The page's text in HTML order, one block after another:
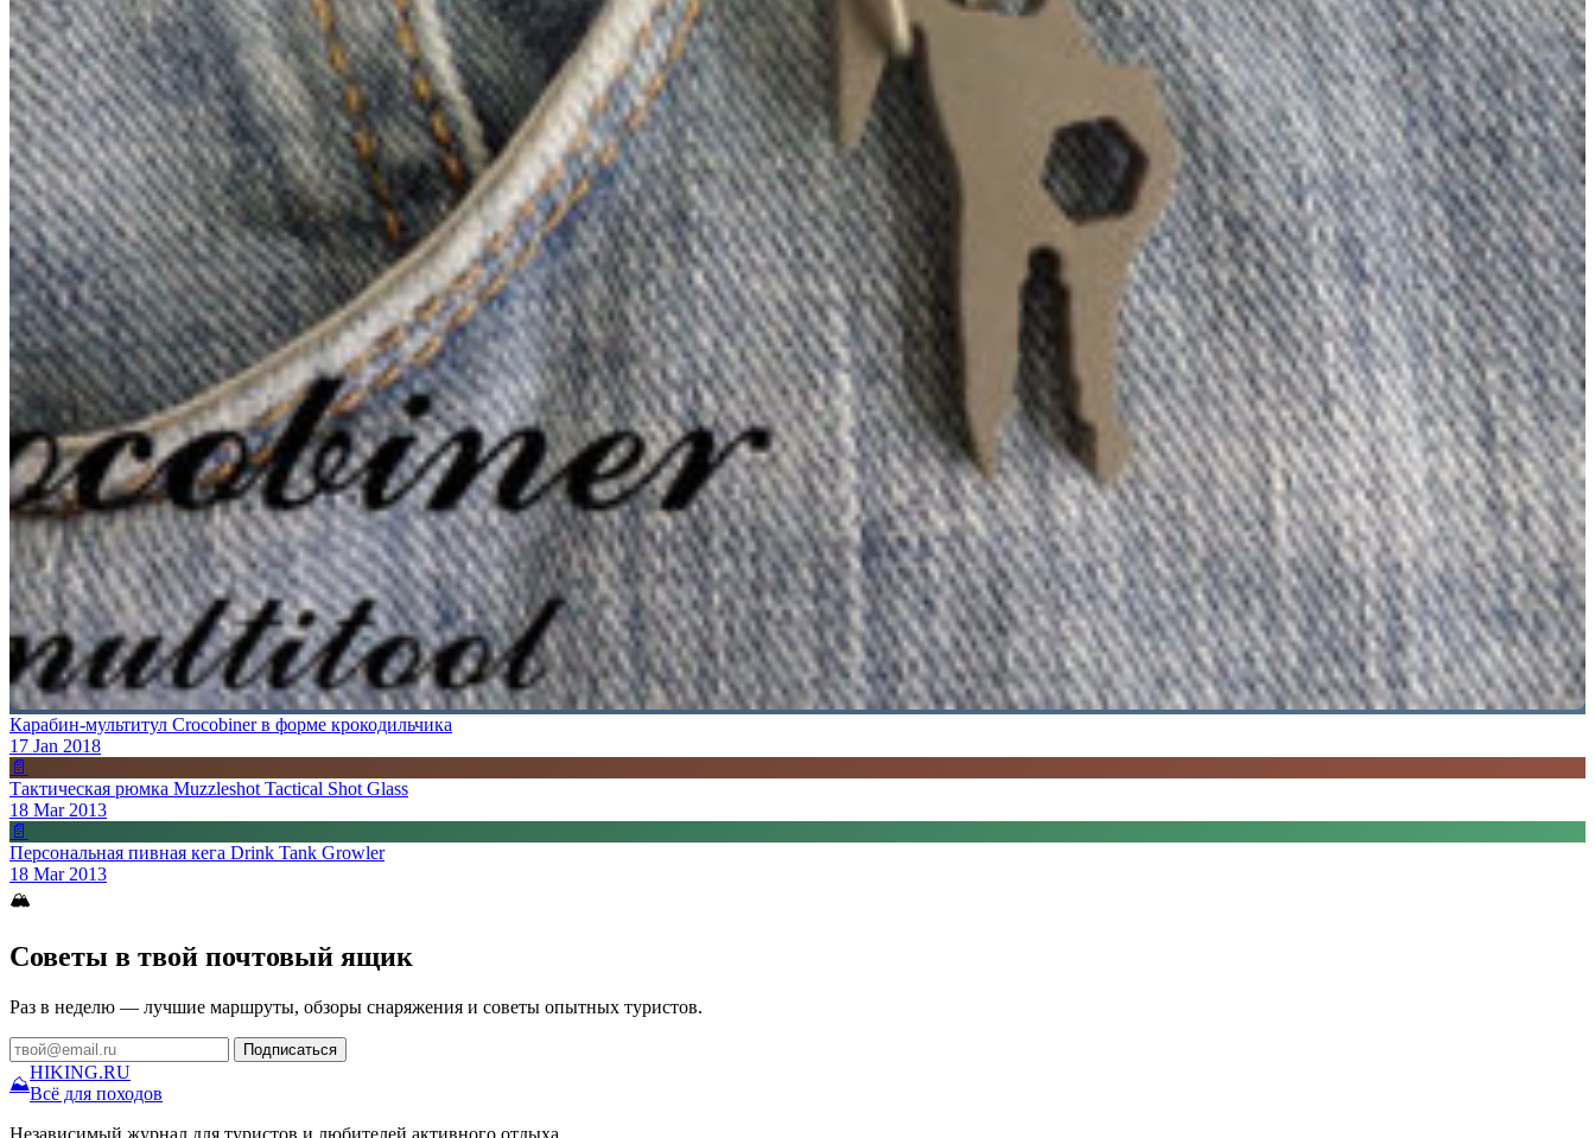
Карабин-мультитул Crocobiner в форме крокодильчика
17 Jan 2018
📄
Тактическая рюмка Muzzleshot Tactical Shot Glass
18 Mar 2013
📄
Персональная пивная кега Drink Tank Growler
18 Mar 2013
🏔
Советы в твой почтовый ящик
Раз в неделю — лучшие маршруты, обзоры снаряжения и советы опытных туристов.
Подписаться
⛰
HIKING.RU
Всё для походов
Независимый журнал для туристов и любителей активного отдыха.